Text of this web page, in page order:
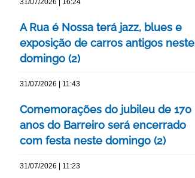
31/07/2026 | 16:24
A Rua é Nossa terá jazz, blues e
exposição de carros antigos neste
domingo (2)
31/07/2026 | 11:43
Comemorações do jubileu de 170
anos do Barreiro será encerrado
com festa neste domingo (2)
31/07/2026 | 11:23